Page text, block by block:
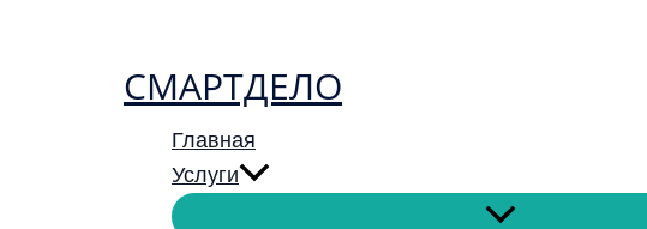
содержимомуСМАРТДЕЛО
Главная
Услуги